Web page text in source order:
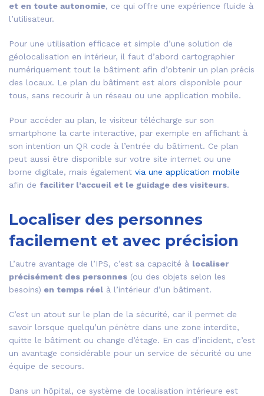
et en toute autonomie, ce qui offre une expérience fluide à
l’utilisateur.
Pour une utilisation efficace et simple d’une solution de
géolocalisation en intérieur, il faut d’abord cartographier
numériquement tout le bâtiment afin d’obtenir un plan précis
des locaux. Le plan du bâtiment est alors disponible pour
tous, sans recourir à un réseau ou une application mobile.
Pour accéder au plan, le visiteur télécharge sur son
smartphone la carte interactive, par exemple en affichant à
son intention un QR code à l’entrée du bâtiment. Ce plan
peut aussi être disponible sur votre site internet ou une
borne digitale, mais également via une application mobile
afin de faciliter l’accueil et le guidage des visiteurs.
Localiser des personnes
facilement et avec précision
L’autre avantage de l’IPS, c’est sa capacité à localiser
précisément des personnes (ou des objets selon les
besoins) en temps réel à l’intérieur d’un bâtiment.
C’est un atout sur le plan de la sécurité, car il permet de
savoir lorsque quelqu’un pénètre dans une zone interdite,
quitte le bâtiment ou change d’étage. En cas d’incident, c’est
un avantage considérable pour un service de sécurité ou une
équipe de secours.
Dans un hôpital, ce système de localisation intérieure est